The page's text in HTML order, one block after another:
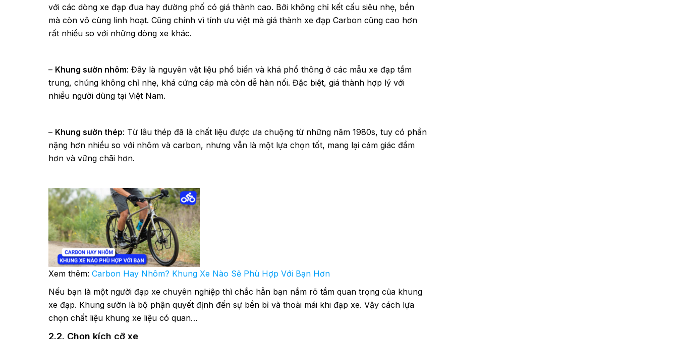
với các dòng xe đạp đua hay đường phố có giá thành cao. Bởi không chỉ kết cấu siêu nhẹ, bền
mà còn vô cùng linh hoạt. Cũng chính vì tính ưu việt mà giá thành xe đạp Carbon cũng cao hơn
rất nhiều so với những dòng xe khác.
– Khung sườn nhôm: Đây là nguyên vật liệu phổ biến và khá phổ thông ở các mẫu xe đạp tầm
trung, chúng không chỉ nhẹ, khá cứng cáp mà còn dễ hàn nối. Đặc biệt, giá thành hợp lý với
nhiều người dùng tại Việt Nam.
– Khung sườn thép: Từ lâu thép đã là chất liệu được ưa chuộng từ những năm 1980s, tuy có phần
nặng hơn nhiều so với nhôm và carbon, nhưng vẫn là một lựa chọn tốt, mang lại cảm giác đầm
hơn và vững chãi hơn.
Xem thêm: Carbon Hay Nhôm? Khung Xe Nào Sẽ Phù Hợp Với Bạn Hơn
Nếu bạn là một người đạp xe chuyên nghiệp thì chắc hẳn bạn nắm rõ tầm quan trọng của khung
xe đạp. Khung sườn là bộ phận quyết định đến sự bền bỉ và thoải mái khi đạp xe. Vậy cách lựa
chọn chất liệu khung xe liệu có quan…
2.2. Chọn kích cỡ xe